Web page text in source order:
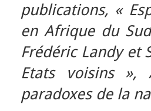
publications, «
en Afrique du
Frédéric Landy et
Etats voisins »,
paradoxes de la